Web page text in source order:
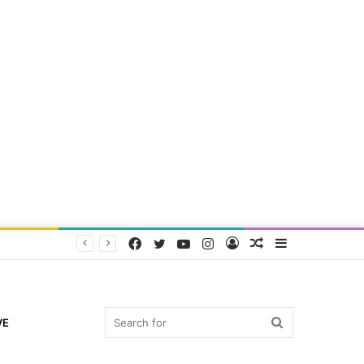
Random
Log
Instagram
YouTube
Twitter
Facebook